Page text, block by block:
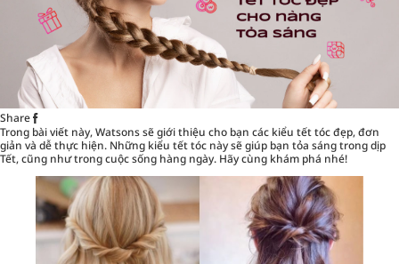
Share
Trong bài viết này,Watsonssẽ giới thiệu cho bạn các kiểu tết tóc đẹp, đơn
giản và dễ thực hiện. Những kiểu tết tóc này sẽ giúp bạn tỏa sáng trong dịp
Tết, cũng như trong cuộc sống hàng ngày. Hãy cùng khám phá nhé!